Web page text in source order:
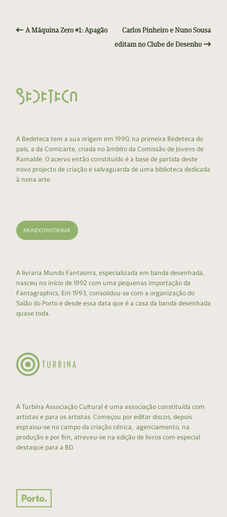
A Máquina Zero #1: Apagão
Carlos Pinheiro e Nuno Sousa
editam no Clube de Desenho
A Bedeteca tem a sua origem em 1990, na primeira Bedeteca do
país, a da Comicarte, criada no âmbito da Comissão de Jovens de
Ramalde. O acervo então constituído é a base de partida deste
novo projecto de criação e salvaguarda de uma biblioteca dedicada
à nona arte.
A livraria Mundo Fantasma, especializada em banda desenhada,
nasceu no início de 1992 com uma pequenas importação da
Fantagraphics. Em 1993, consolidou-se com a organização do
Salão do Porto e desde essa data que é a casa da banda desenhada
quase toda.
A Turbina Associação Cultural é uma associação constituída com
artistas e para os artistas. Começou por editar discos, depois
espraiou-se no campo da criação cénica, agenciamento, na
produção e por fim, atreveu-se na edição de livros com especial
destaque para a BD.